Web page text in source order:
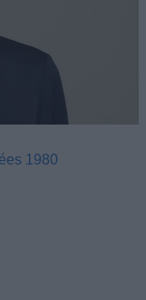
1980